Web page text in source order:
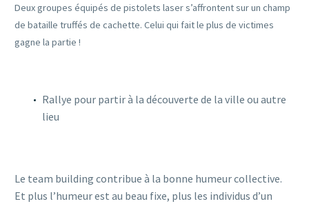
Deux groupes équipés de pistolets laser s’affrontent sur un champ
de bataille truffés de cachette. Celui qui fait le plus de victimes
gagne la partie !
Rallye pour partir à la découverte de la ville ou autre
lieu
Le team building contribue à la bonne humeur collective.
Et plus l’humeur est au beau fixe, plus les individus d’un